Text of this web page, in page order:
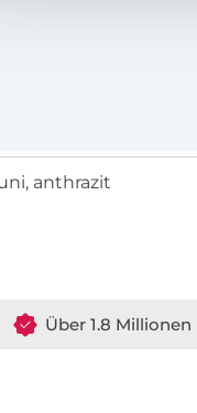
anthrazit
Über 1.8